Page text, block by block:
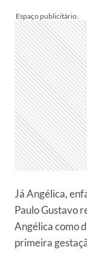
Já Angélica,
Paulo Gustavo
Angélica como
primeira